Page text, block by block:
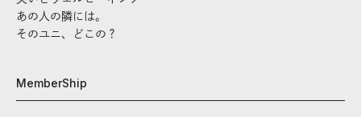
あの人の隣には。
そのユニ、どこの？
MemberShip